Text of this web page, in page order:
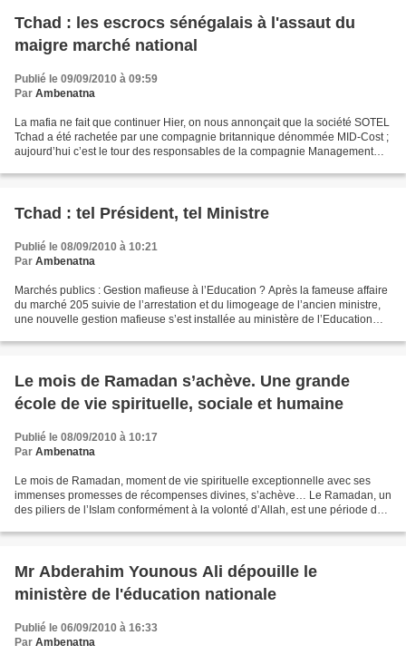
Tchad : les escrocs sénégalais à l'assaut du
maigre marché national
Publié le 09/09/2010 à 09:59
Par Ambenatna
La mafia ne fait que continuer Hier, on nous annonçait que la société SOTEL
Tchad a été rachetée par une compagnie britannique dénommée MID-Cost ;
aujourd’hui c’est le tour des responsables de la compagnie Management
Tchad : tel Président, tel Ministre
Publié le 08/09/2010 à 10:21
Par Ambenatna
Marchés publics : Gestion mafieuse à l’Education ? Après la fameuse affaire
du marché 205 suivie de l’arrestation et du limogeage de l’ancien ministre,
une nouvelle gestion mafieuse s’est installée au ministère de l’Education
Le mois de Ramadan s’achève. Une grande
école de vie spirituelle, sociale et humaine
Publié le 08/09/2010 à 10:17
Par Ambenatna
Le mois de Ramadan, moment de vie spirituelle exceptionnelle avec ses
immenses promesses de récompenses divines, s’achève… Le Ramadan, un
des piliers de l’Islam conformément à la volonté d’Allah, est une période de
Mr Abderahim Younous Ali dépouille le
ministère de l'éducation nationale
Publié le 06/09/2010 à 16:33
Par Ambenatna